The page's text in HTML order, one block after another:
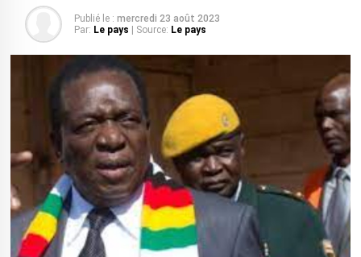
Publié le : mercredi 23 août 2023
Par: Le pays | Source: Le pays